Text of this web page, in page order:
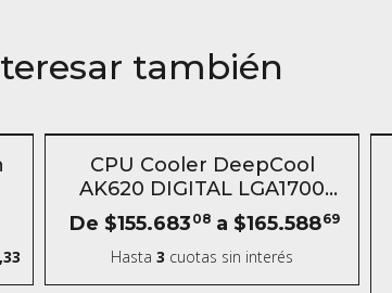
también
SIN STOCK
CPU Cooler DeepCool
AK620 DIGITAL LGA1700
AM5 Disipador
De $155.683 08 a $165.58869
Hasta 3 cuotas sin interés